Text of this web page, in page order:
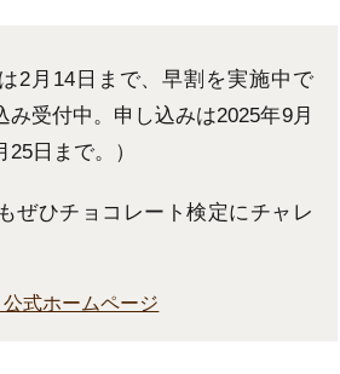
2月14日まで、早割を実施中で
受付中。申し込みは2025年9月
日まで。）
ぜひチョコレート検定にチャレ
式ホームページ